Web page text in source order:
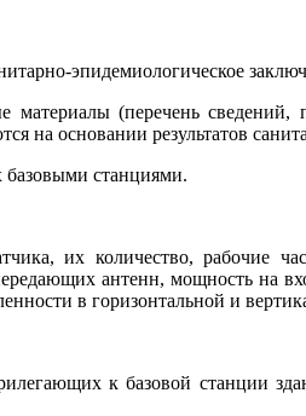
эпидемиологическое
материалы (перечень
на основании результатов
базовыми станциями.
их количество, рабочие
антенн, мощность на
в горизонтальной и
к базовой станции